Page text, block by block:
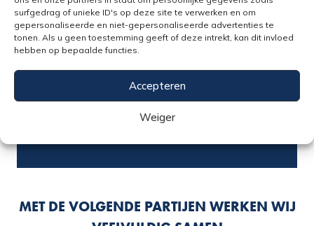
surfgedrag of unieke ID's op deze site te verwerken en om
gepersonaliseerde en niet-gepersonaliseerde advertenties te
tonen. Als u geen toestemming geeft of deze intrekt, kan dit invloed
hebben op bepaalde functies.
Accepteren
Weiger
Ik heb interesse in een verzekering over *
MET DE VOLGENDE PARTIJEN WERKEN WIJ